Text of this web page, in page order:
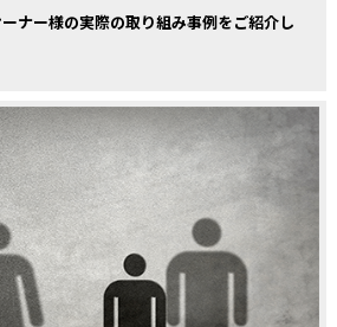
ナー様の実際の取り組み事例をご紹介し